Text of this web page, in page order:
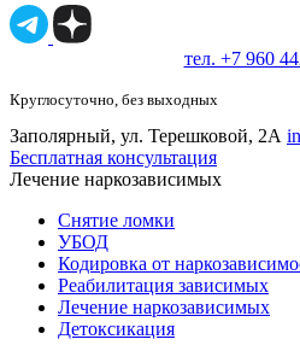
тел. +7 960
Круглосуточно, без выходных
Заполярный, ул. Терешковой, 2А
Бесплатная консультация
Лечение наркозависимых
Снятие ломки
УБОД
Кодировка от
Реабилитация зависимых
Лечение наркозависимых
Детоксикация